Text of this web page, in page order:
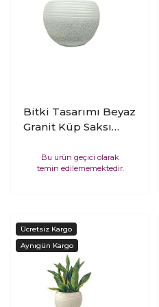
Bitki Tasarımı Beyaz
Granit Küp Saksı
Çiçeklik Büyük Boy
Bu ürün geçici olarak
temin edilememektedir.